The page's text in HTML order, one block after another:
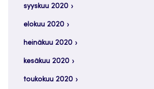
syyskuu 2020
elokuu 2020
heinäkuu 2020
kesäkuu 2020
toukokuu 2020